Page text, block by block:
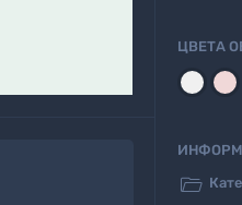
ЦВЕТА
